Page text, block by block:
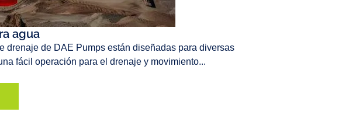
agua
drenaje de DAE Pumps están diseñadas para diversas
fácil operación para el drenaje y movimiento...